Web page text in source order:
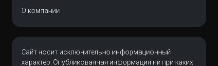
О компании
Сайт носит исключительно информационный
характер. Опубликованная информация ни при каких